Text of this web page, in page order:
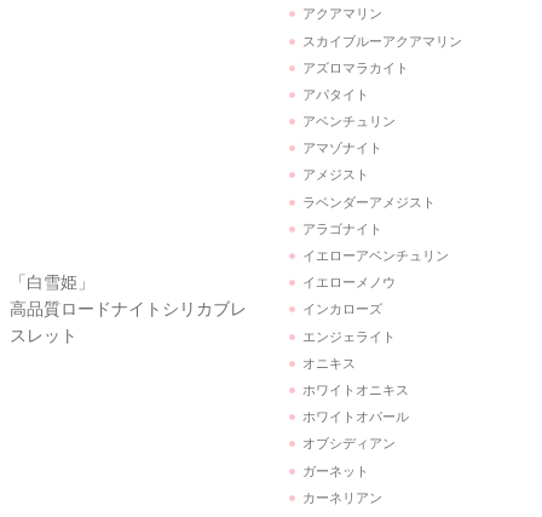
アパタイト
アベンチュリン
アマゾナイト
アメジスト
ラベンダーアメジスト
アラゴナイト
イエローアベンチュリン
イエローメノウ
インカローズ
エンジェライト
オニキス
ホワイトオニキス
ホワイトオパール
オブシディアン
ガーネット
カーネリアン
カイヤナイト
水晶・クォーツ
グリーンメノウ